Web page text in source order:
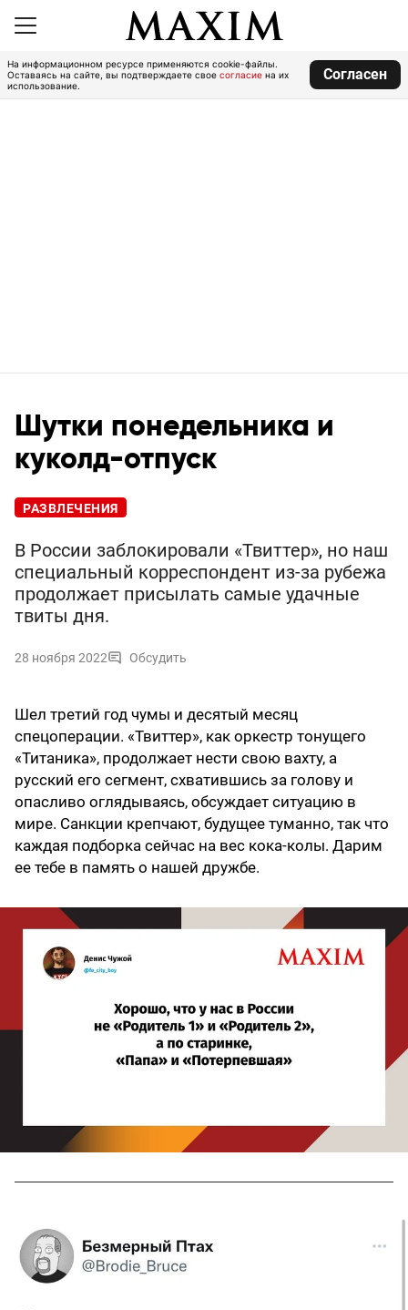
На информационном ресурсе применяются cookie-файлы.
Оставаясь на сайте, вы подтверждаете свое согласие на их
использование.
Согласен
Шутки понедельника и
куколд-отпуск
РАЗВЛЕЧЕНИЯ
В России заблокировали «Твиттер», но наш
специальный корреспондент из-за рубежа
продолжает присылать самые удачные
твиты дня.
28 ноября 2022 Обсудить
Шел третий год чумы и десятый месяц
спецоперации. «Твиттер», как оркестр тонущего
«Титаника», продолжает нести свою вахту, а
русский его сегмент, схватившись за голову и
опасливо оглядываясь, обсуждает ситуацию в
мире. Санкции крепчают, будущее туманно, так что
каждая подборка сейчас на вес кока-колы. Дарим
ее тебе в память о нашей дружбе.